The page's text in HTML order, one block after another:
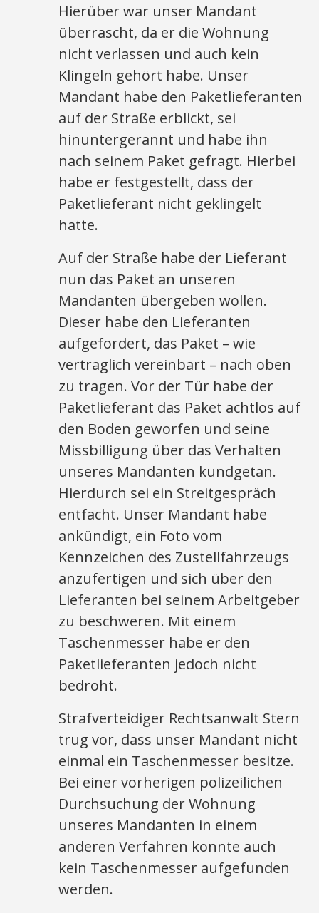
Hierüber war unser Mandant
überrascht, da er die Wohnung
nicht verlassen und auch kein
Klingeln gehört habe. Unser
Mandant habe den Paketlieferanten
auf der Straße erblickt, sei
hinuntergerannt und habe ihn
nach seinem Paket gefragt. Hierbei
habe er festgestellt, dass der
Paketlieferant nicht geklingelt
hatte.
Auf der Straße habe der Lieferant
nun das Paket an unseren
Mandanten übergeben wollen.
Dieser habe den Lieferanten
aufgefordert, das Paket – wie
vertraglich vereinbart – nach oben
zu tragen. Vor der Tür habe der
Paketlieferant das Paket achtlos auf
den Boden geworfen und seine
Missbilligung über das Verhalten
unseres Mandanten kundgetan.
Hierdurch sei ein Streitgespräch
entfacht. Unser Mandant habe
ankündigt, ein Foto vom
Kennzeichen des Zustellfahrzeugs
anzufertigen und sich über den
Lieferanten bei seinem Arbeitgeber
zu beschweren. Mit einem
Taschenmesser habe er den
Paketlieferanten jedoch nicht
bedroht.
Strafverteidiger Rechtsanwalt Stern
trug vor, dass unser Mandant nicht
einmal ein Taschenmesser besitze.
Bei einer vorherigen polizeilichen
Durchsuchung der Wohnung
unseres Mandanten in einem
anderen Verfahren konnte auch
kein Taschenmesser aufgefunden
werden.